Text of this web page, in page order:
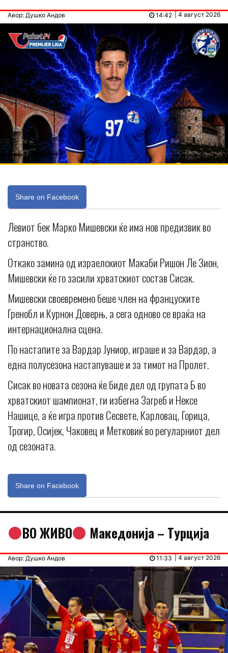
Авор: Душко Андов | 4 август 2026
14:42
Share on Facebook
Левиот бек Марко Мишевски ќе има нов предизвик во
странство.
Откако замина од израелскиот Макаби Ришон Ле Зион,
Мишевски ќе го засили хрватскиот состав Сисак.
Мишевски своевремено беше член на француските
Гренобл и Курнон Доверњ, а сега одново се враќа на
интернационална сцена.
По настапите за Вардар Јуниор, играше и за Вардар, а
една полусезона настапуваше и за тимот на Пролет.
Сисак во новата сезона ќе биде дел од групата Б во
хрватскиот шампионат, ги избегна Загреб и Нексе
Нашице, а ќе игра против Сесвете, Карловац, Горица,
Трогир, Осијек, Чаковец и Метковиќ во регуларниот дел
од сезоната.
Share on Facebook
ВО ЖИВО Македонија – Tурција
Авор: Душко Андов | 4 август 2026
11:33